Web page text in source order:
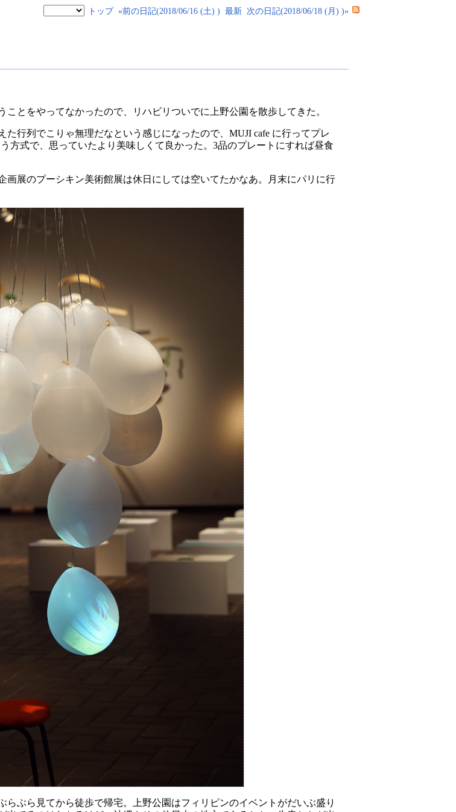
トップ «前の日記(2018/06/16 (土) ) 最新 次の日記(2018/06/18 (月) )»
とをやってなかったので、リハビリついでに上野公園を散歩してきた。
行列でこりゃ無理だなという感じになったので、MUJI cafe に行ってプレ
方式で、思っていたより美味しくて良かった。3品のプレートにすれば昼食
展のプーシキン美術館展は休日にしては空いてたかなあ。月末にパリに行
ぶら見てから徒歩で帰宅。上野公園はフィリピンのイベントがだいぶ盛り